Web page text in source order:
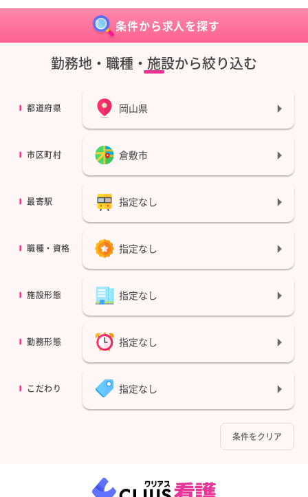
条件から求人を探す
勤務地・職種・施設から絞り込む
都道府県 岡山県
市区町村 倉敷市
最寄駅 指定なし
職種・資格 指定なし
施設形態 指定なし
勤務形態 指定なし
こだわり 指定なし
条件をクリア